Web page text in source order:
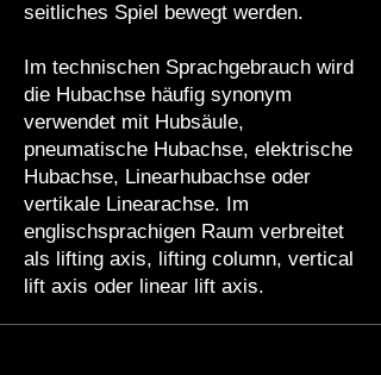
seitliches Spiel bewegt werden.
Im technischen Sprachgebrauch wird
die Hubachse häufig synonym
verwendet mit Hubsäule,
pneumatische Hubachse, elektrische
Hubachse, Linearhubachse oder
vertikale Linearachse. Im
englischsprachigen Raum verbreitet
als lifting axis, lifting column, vertical
lift axis oder linear lift axis.